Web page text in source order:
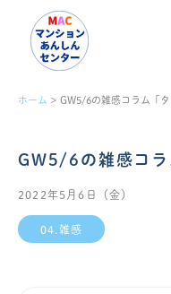
ホーム GW5/6の雑感コラム「タ
GW5/6の雑感コラ
2022年5月6日（金）
04.雑感